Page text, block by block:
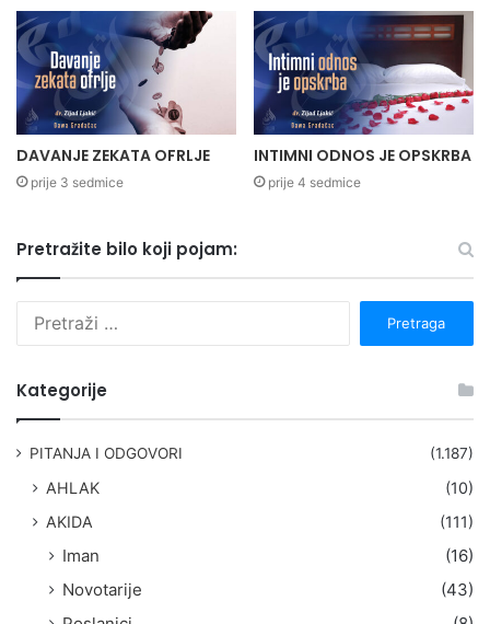
DAVANJE ZEKATA OFRLJE
prije 3 sedmice
INTIMNI ODNOS JE OPSKRBA
prije 4 sedmice
Pretražite bilo koji pojam:
Kategorije
PITANJA I ODGOVORI (1.187)
AHLAK
(10)
AKIDA
(111)
Iman
(16)
Novotarije
(43)